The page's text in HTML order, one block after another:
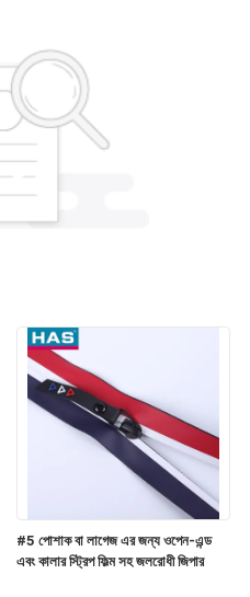
#5 পোশাক বা লাগেজ এর জন্য ওপেন-এন্ড
এবং কালার স্ট্রিপ ফিল্ম সহ জলরোধী জিপার